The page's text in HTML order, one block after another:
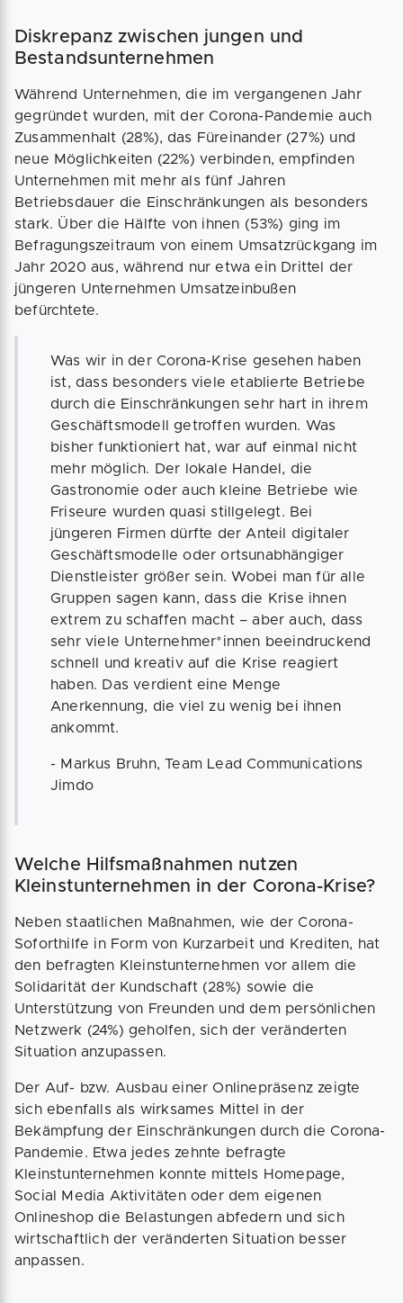
Diskrepanz zwischen jungen und
Bestandsunternehmen
Während Unternehmen, die im vergangenen Jahr
gegründet wurden, mit der Corona-Pandemie auch
Zusammenhalt (28%), das Füreinander (27%) und
neue Möglichkeiten (22%) verbinden, empfinden
Unternehmen mit mehr als fünf Jahren
Betriebsdauer die Einschränkungen als besonders
stark. Über die Hälfte von ihnen (53%) ging im
Befragungszeitraum von einem Umsatzrückgang im
Jahr 2020 aus, während nur etwa ein Drittel der
jüngeren Unternehmen Umsatzeinbußen
befürchtete.
Was wir in der Corona-Krise gesehen haben
ist, dass besonders viele etablierte Betriebe
durch die Einschränkungen sehr hart in ihrem
Geschäftsmodell getroffen wurden. Was
bisher funktioniert hat, war auf einmal nicht
mehr möglich. Der lokale Handel, die
Gastronomie oder auch kleine Betriebe wie
Friseure wurden quasi stillgelegt. Bei
jüngeren Firmen dürfte der Anteil digitaler
Geschäftsmodelle oder ortsunabhängiger
Dienstleister größer sein. Wobei man für alle
Gruppen sagen kann, dass die Krise ihnen
extrem zu schaffen macht – aber auch, dass
sehr viele Unternehmer*innen beeindruckend
schnell und kreativ auf die Krise reagiert
haben. Das verdient eine Menge
Anerkennung, die viel zu wenig bei ihnen
ankommt.
- Markus Bruhn, Team Lead Communications
Jimdo
Welche Hilfsmaßnahmen nutzen
Kleinstunternehmen in der Corona-Krise?
Neben staatlichen Maßnahmen, wie der Corona-
Soforthilfe in Form von Kurzarbeit und Krediten, hat
den befragten Kleinstunternehmen vor allem die
Solidarität der Kundschaft (28%) sowie die
Unterstützung von Freunden und dem persönlichen
Netzwerk (24%) geholfen, sich der veränderten
Situation anzupassen.
Der Auf- bzw. Ausbau einer Onlinepräsenz zeigte
sich ebenfalls als wirksames Mittel in der
Bekämpfung der Einschränkungen durch die Corona-
Pandemie. Etwa jedes zehnte befragte
Kleinstunternehmen konnte mittels Homepage,
Social Media Aktivitäten oder dem eigenen
Onlineshop die Belastungen abfedern und sich
wirtschaftlich der veränderten Situation besser
anpassen.